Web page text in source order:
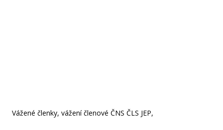
Listopad
Vážené členky, vážení členové ČNS ČLS JEP,